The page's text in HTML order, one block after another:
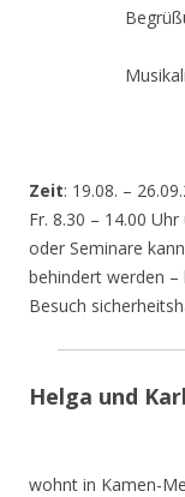
Zeit: 19.08. –
Fr. 8.30 – 14.00
oder Seminare
behindert werden
Besuch
Helga und
wohnt in Kamen-